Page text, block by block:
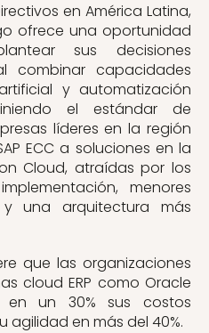
en América Latina,
ofrece una oportunidad
sus decisiones
combinar capacidades
y automatización
el estándar de
líderes en la región
ECC a soluciones en la
Cloud, atraídas por los
menores
una arquitectura más
que las organizaciones
cloud ERP como Oracle
en un 30% sus costos
agilidad en más del 40%.